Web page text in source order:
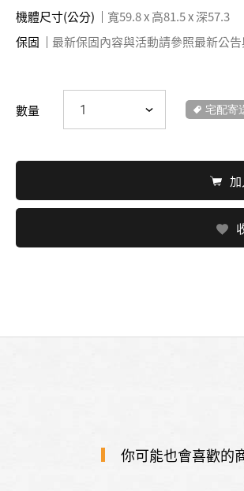
機體尺寸(公分)
寬59.8 x 高81.5 x 深57.3
保固
最新保固內容與活動請參照最新公告
數量 宅配寄
你可能也會喜歡的